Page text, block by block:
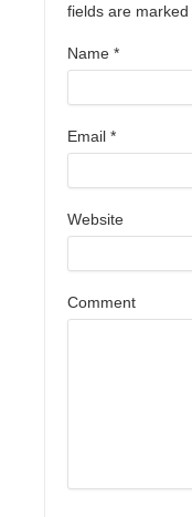
fields are marked
Name *
Email *
Website
Comment